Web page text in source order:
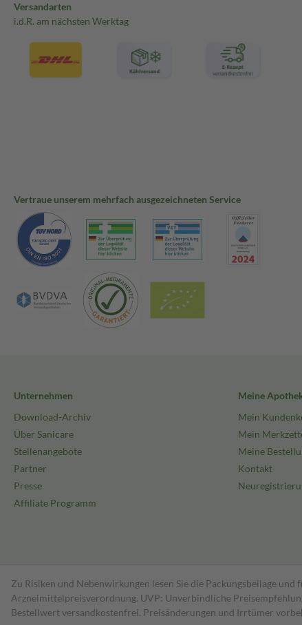
Versandarten
i.d.R. am nächsten Werktag
Vertraue unserem mehrfach ausgezeichneten Service
Unternehmen
Download-Archiv
Über Sanicare
Stellenangebote
Partner
Presse
Affiliate Programm
Meine
Mein
Mein
Meine
Kontakt
Zu Risiken und Nebenwirkungen lesen Sie die Packungsbeilage
Arzneimittelpreisverordnung. UVP: Unverbindliche
Bestell­wert versand­kosten­frei. Preisänderungen und Irrtümer